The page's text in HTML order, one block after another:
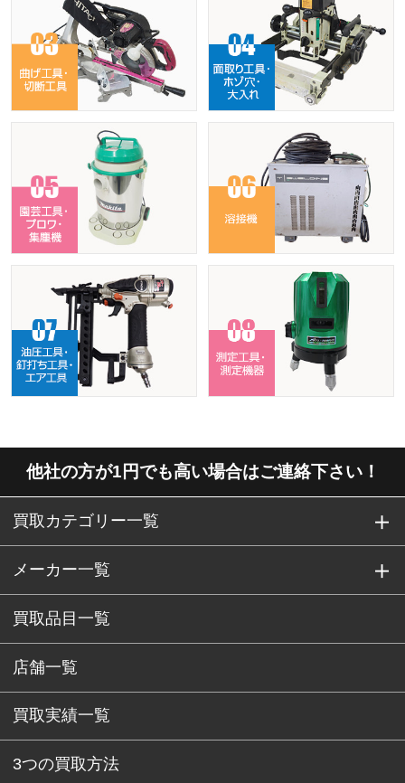
他社の方が1円でも高い場合はご連絡下さい！
買取カテゴリー一覧
メーカー一覧
買取品目一覧
店舗一覧
買取実績一覧
3つの買取方法